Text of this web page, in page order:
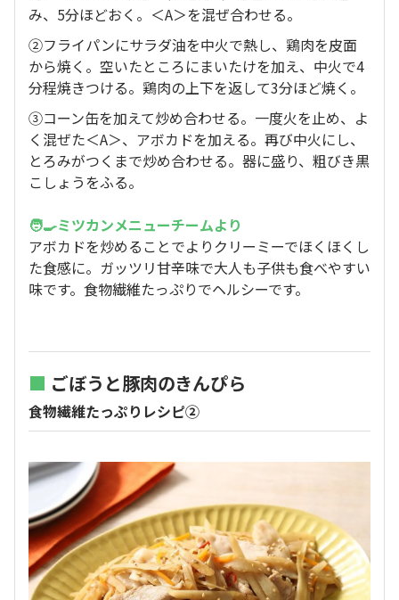
み、5分ほどおく。＜A＞を混ぜ合わせる。
②フライパンにサラダ油を中火で熱し、鶏肉を皮面
から焼く。空いたところにまいたけを加え、中火で4
分程焼きつける。鶏肉の上下を返して3分ほど焼く。
③コーン缶を加えて炒め合わせる。一度火を止め、よ
く混ぜた＜A＞、アボカドを加える。再び中火にし、
とろみがつくまで炒め合わせる。器に盛り、粗びき黒
こしょうをふる。
🧑‍🍳ミツカンメニューチームより
アボカドを炒めることでよりクリーミーでほくほくし
た食感に。ガッツリ甘辛味で大人も子供も食べやすい
味です。食物繊維たっぷりでヘルシーです。
■ ごぼうと豚肉のきんぴら
食物繊維たっぷりレシピ②